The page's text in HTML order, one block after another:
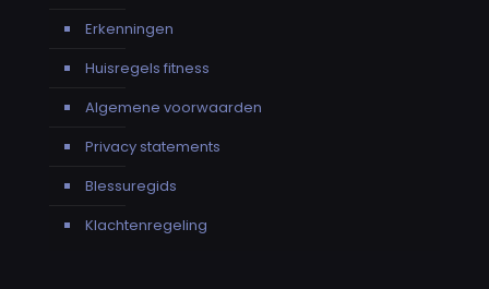
Erkenningen
Huisregels fitness
Algemene voorwaarden
Privacy statements
Blessuregids
Klachtenregeling